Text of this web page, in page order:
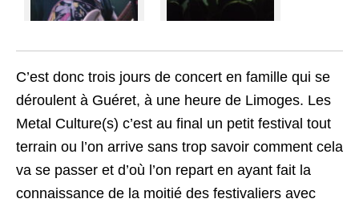
C’est donc trois jours de concert en famille qui se
déroulent à Guéret, à une heure de Limoges. Les
Metal Culture(s) c’est au final un petit festival tout
terrain ou l’on arrive sans trop savoir comment cela
va se passer et d’où l’on repart en ayant fait la
connaissance de la moitié des festivaliers avec